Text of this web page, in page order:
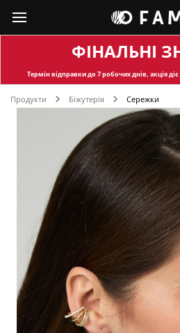
ФІНАЛЬНІ
Термін відправкидо 7 робочих днів, акція
Продукти Біжутерія Сережки